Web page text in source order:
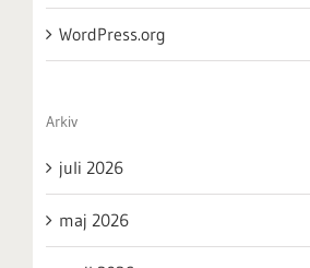
WordPress.org
Arkiv
juli 2026
maj 2026